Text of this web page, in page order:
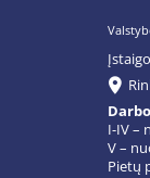
I-IV –
V –
Pietų